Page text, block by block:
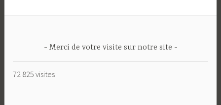
Merci de votre visite sur notre site
72 825 visites